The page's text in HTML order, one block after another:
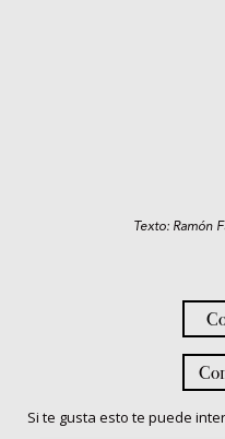
Texto: Ramón
Si te gusta esto te puede